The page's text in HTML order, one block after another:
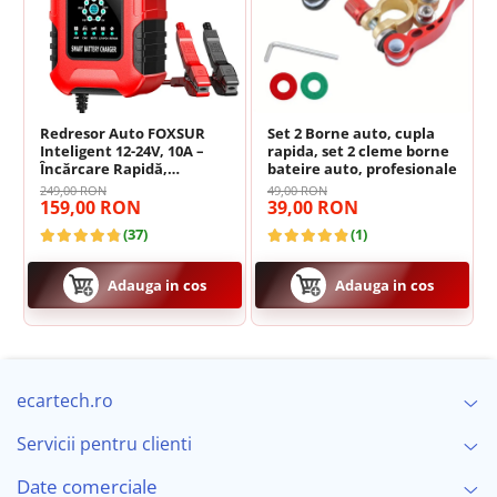
Sistem inteligent de monitorizare: protecție la
supraîncărcare, scurtcircuit, polaritate inversă (conectare
greșită a clemelor) și supraîncălzire (ventilator integrat).
Specificații Tehnice
Performanță Încărcare
Tensiune Ieșire 12V / 24V (Detectare Automată)
Curent Încărcare 10A(pentru 12V) / Max5A
(pentru 24V)
Compatibilitate
Redresor Auto FOXSUR
Inteligent 12-24V, 10A –
Încărcare Rapidă,
Reparare & Desulfatare |
Compatibil Pb-Acid, AGM,
EFB, LiFePO4
249,00 RON
159,00 RON
(37)
Adauga in cos
Set 2 Borne auto, cupla
rapida, set 2 cleme borne
bateire auto, profesionale
49,00 RON
39,00 RON
(1)
Adauga in cos
ecartech.ro
Servicii pentru clienti
Date comerciale